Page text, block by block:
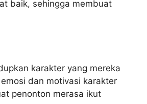
baik, sehingga membuat
karakter yang mereka
dan motivasi karakter
penonton merasa ikut